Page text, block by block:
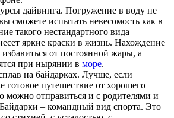
дайвинга. Погружение в воду не
сможете испытать невесомость как в
такого нестандартного вида
яркие краски в жизнь. Нахождение
от постоянной жары, а
при нырянии в море.
на байдарках. Лучше, если
готовое путешествие от хорошего
можно отправиться и с родителями и
– командный вид спорта. Это